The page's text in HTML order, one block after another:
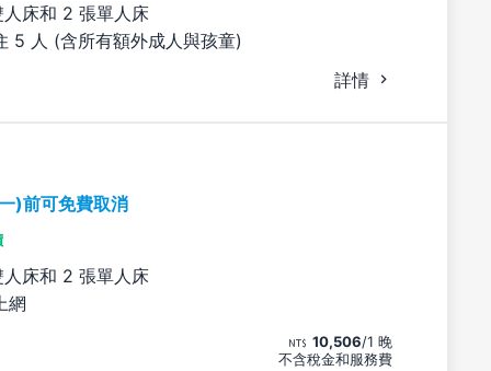
人床和 2 張單人床
5 人 (含所有額外成人與孩童)
詳情
)前可免費取消
人床和 2 張單人床
網
10,506/1 晚
不含稅金和服務費